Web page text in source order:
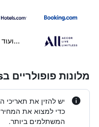
...ועוד
מלונות פופולריים בWetteraukreis
יש להזין את תאריכי
כדי למצוא את
המשתלמים ביותר.